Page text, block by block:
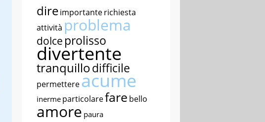
direimportanterichiesta
attività problema
dolce prolisso
divertente
tranquillodifficile
permettereacume
inerme particolarefare bello
amore paura